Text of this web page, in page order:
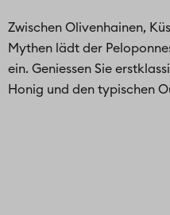
Zwischen Olivenhainen,
Mythen lädt der
ein. Geniessen Sie
Honig und den typischen